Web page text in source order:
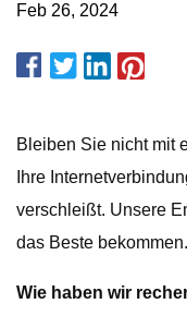
Feb 26, 2024
Bleiben Sie nicht mit
Ihre
verschleißt. Unsere
das Beste bekommen.
Wie haben wir